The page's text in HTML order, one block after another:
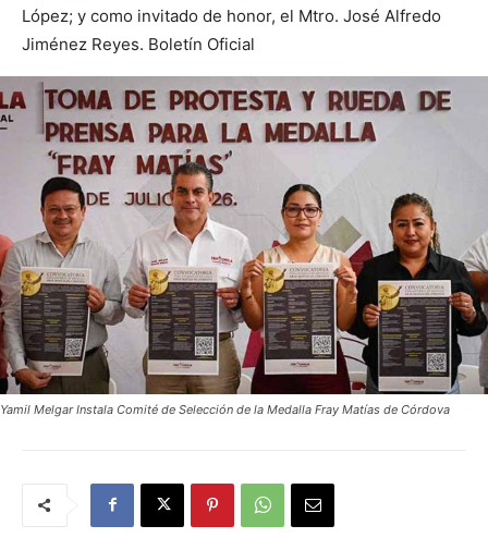
López; y como invitado de honor, el Mtro. José Alfredo
Jiménez Reyes. Boletín Oficial
Yamil Melgar Instala Comité de Selección de la Medalla Fray Matías de Córdova